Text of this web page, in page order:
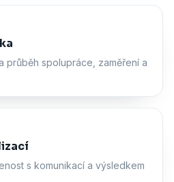
průběh spolupráce, zaměření a
s komunikací a výsledkem